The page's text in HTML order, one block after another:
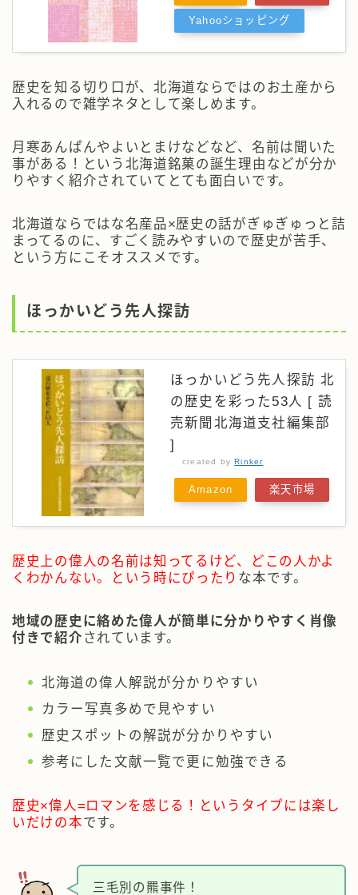
Yahooショッピング
歴史を知る切り口が、北海道ならではのお土産から
入れるので雑学ネタとして楽しめます。
月寒あんぱんやよいとまけなどなど、名前は聞いた
事がある！という北海道銘菓の誕生理由などが分か
りやすく紹介されていてとても面白いです。
北海道ならではな名産品×歴史の話がぎゅぎゅっと詰
まってるのに、すごく読みやすいので歴史が苦手、
という方にこそオススメです。
ほっかいどう先人探訪
ほっかいどう先人探訪 北
の歴史を彩った53人 [ 読
売新聞北海道支社編集部
]
created by Rinker
Amazon 楽天市場
歴史上の偉人の名前は知ってるけど、どこの人かよ
くわかんない。という時にぴったり な本です。
地域の歴史に絡めた偉人が簡単に分かりやすく肖像
付きで紹介 されています。
北海道の偉人解説が分かりやすい
カラー写真多めで見やすい
歴史スポットの解説が分かりやすい
参考にした文献一覧で更に勉強できる
歴史×偉人=ロマンを感じる！というタイプには楽し
いだけの本です。
三毛別の羆事件！